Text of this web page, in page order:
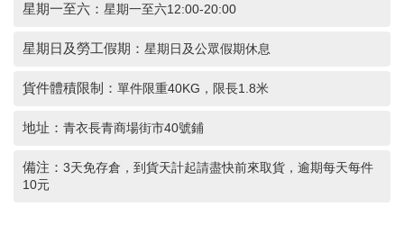
星期一至六： 星期一至六12:00-20:00
星期日及勞工假期： 星期日及公眾假期休息
貨件體積限制： 單件限重40KG，限長1.8米
地址： 青衣長青商場街市40號鋪
備注： 3天免存倉，到貨天計起請盡快前來取貨，逾期每天每件
10元